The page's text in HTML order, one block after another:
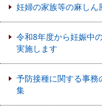
妊婦の家族等の麻しん
令和8年度から妊娠中
実施します
予防接種に関する事務
集